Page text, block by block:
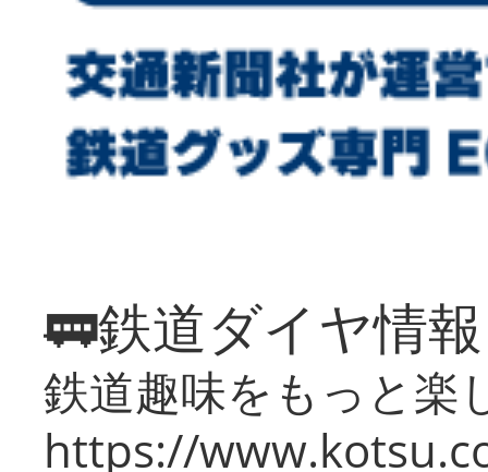
🚃鉄道ダイヤ情
鉄道趣味をもっと楽
https://